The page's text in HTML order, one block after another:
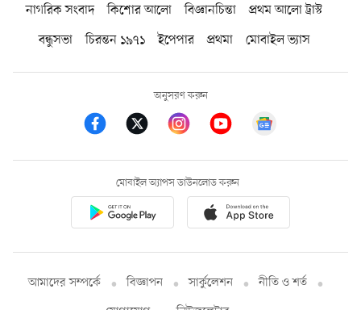
নাগরিক সংবাদ কিশোর আলো বিজ্ঞানচিন্তা
প্রথম আলো ট্রাস্ট
বন্ধুসভা
চিরন্তন ১৯৭১ ইপেপার প্রথমা মোবাইল ভ্যাস
অনুসরণ করুন
মোবাইল অ্যাপস ডাউনলোড করুন
আমাদের সম্পর্কে বিজ্ঞাপন সার্কুলেশন
নীতি ও শর্ত